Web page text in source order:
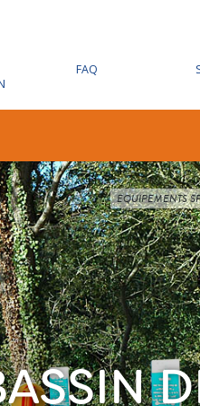
FAQ
EQUIPEMENTS